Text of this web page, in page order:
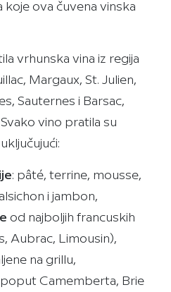
koje ova čuvena vinska
vrhunska vina iz regija
Margaux, St. Julien,
Sauternes i Barsac,
vino pratila su
: pâté, terrine, mousse,
i jambon,
od najboljih francuskih
Aubrac, Limousin),
na grillu,
poput Camemberta, Brie